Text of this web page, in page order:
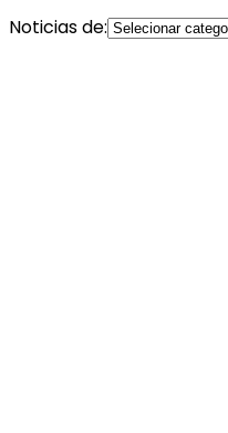
Noticias de: